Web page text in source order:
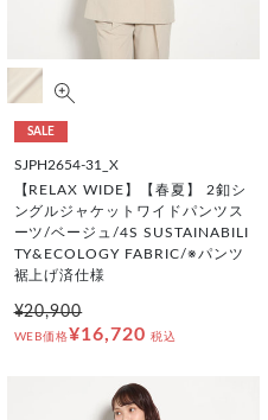
SALE
SJPH2654-31_X
【RELAX WIDE】【春夏】 2釦シ
ングルジャケットワイドパンツス
ーツ/ベージュ/4S SUSTAINABILI
TY&ECOLOGY FABRIC/※パンツ
裾上げ済仕様
¥20,900
WEB価格¥16,720 税込